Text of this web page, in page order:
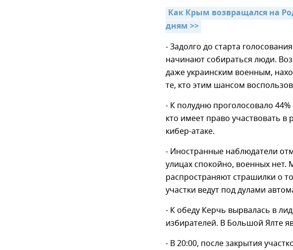
Как Крым возвращался на
дням >>
- Задолго до старта
начинают собираться люди.
даже украинским военным,
те, кто этим шансом
- К полудню проголосовало
кто имеет право участвовать
кибер-атаке.
- Иностранные наблюдатели
улицах спокойно, военных
распространяют страшилки о
участки ведут под дулами
- К обеду Керчь вырвалась в
избирателей. В Большой Ялте
- В 20:00, после закрытия